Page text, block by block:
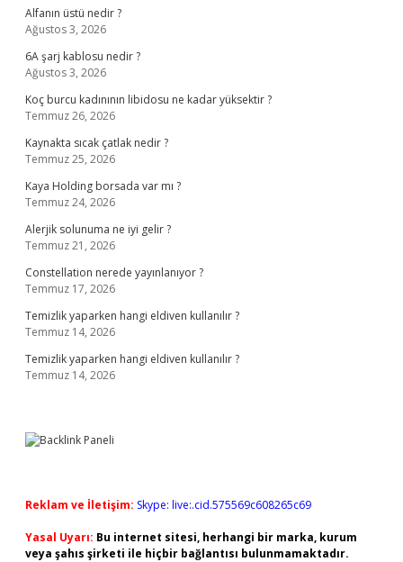
Alfanın üstü nedir ?
Ağustos 3, 2026
6A şarj kablosu nedir ?
Ağustos 3, 2026
Koç burcu kadınının libidosu ne kadar yüksektir ?
Temmuz 26, 2026
Kaynakta sıcak çatlak nedir ?
Temmuz 25, 2026
Kaya Holding borsada var mı ?
Temmuz 24, 2026
Alerjik solunuma ne iyi gelir ?
Temmuz 21, 2026
Constellation nerede yayınlanıyor ?
Temmuz 17, 2026
Temizlik yaparken hangi eldiven kullanılır ?
Temmuz 14, 2026
Temizlik yaparken hangi eldiven kullanılır ?
Temmuz 14, 2026
Reklam ve İletişim: Skype: live:.cid.575569c608265c69
Yasal Uyarı: Bu internet sitesi, herhangi bir marka, kurum
veya şahıs şirketi ile hiçbir bağlantısı bulunmamaktadır.